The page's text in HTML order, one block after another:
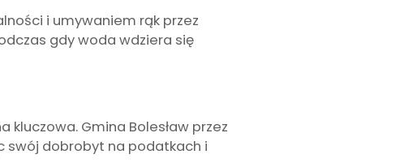
i umywaniem rąk przez
gdy woda wdziera się
Gmina Bolesław przez
swój dobrobyt na podatkach i